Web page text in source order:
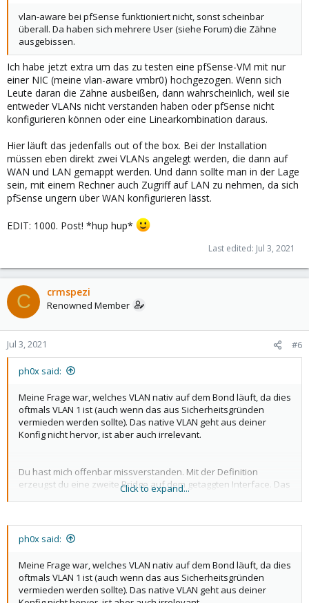
vlan-aware bei pfSense funktioniert nicht, sonst scheinbar
überall. Da haben sich mehrere User (siehe Forum) die Zähne
ausgebissen.
Ich habe jetzt extra um das zu testen eine pfSense-VM mit nur
einer NIC (meine vlan-aware vmbr0) hochgezogen. Wenn sich
Leute daran die Zähne ausbeißen, dann wahrscheinlich, weil sie
entweder VLANs nicht verstanden haben oder pfSense nicht
konfigurieren können oder eine Linearkombination daraus.
Hier läuft das jedenfalls out of the box. Bei der Installation
müssen eben direkt zwei VLANs angelegt werden, die dann auf
WAN und LAN gemappt werden. Und dann sollte man in der Lage
sein, mit einem Rechner auch Zugriff auf LAN zu nehmen, da sich
pfSense ungern über WAN konfigurieren lässt.
EDIT: 1000. Post! *hup hup*
Last edited: Jul 3, 2021
C crmspezi
Renowned Member
Jul 3, 2021 #6
ph0x said:
Meine Frage war, welches VLAN nativ auf dem Bond läuft, da dies
oftmals VLAN 1 ist (auch wenn das aus Sicherheitsgründen
vermieden werden sollte). Das native VLAN geht aus deiner
Konfig nicht hervor, ist aber auch irrelevant.
Du hast mich offenbar missverstanden. Mit der Definition
erzeugst du eine zweite Bridge auf dem getaggten Interface. Das
ist völlig unnötig, da deine erste Bridge ja bereits VLAN-aware ist*
* Aber da ich jetzt am großen Bildschirm sitze und nicht auf die
Briefmarke des Handys schaue, sehe ich, dass du vlan-aware ja
zweiten Bridge gehen.
Click to expand...
ph0x said:
Meine Frage war, welches VLAN nativ auf dem Bond läuft, da dies
oftmals VLAN 1 ist (auch wenn das aus Sicherheitsgründen
vermieden werden sollte). Das native VLAN geht aus deiner